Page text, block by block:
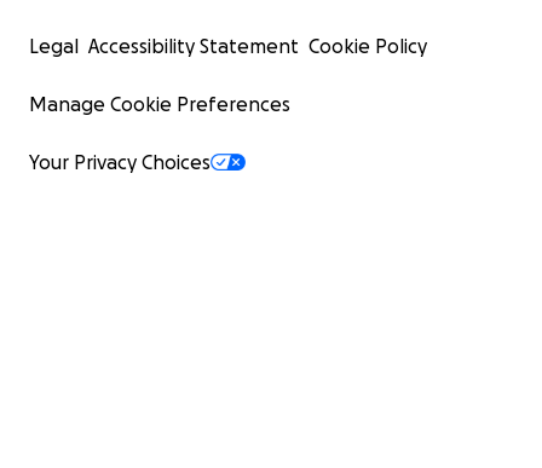
Legal Accessibility Statement Cookie Policy
Manage Cookie Preferences
Your Privacy Choices